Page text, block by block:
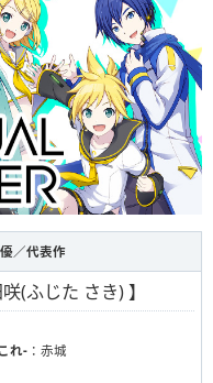
／代表作
咲(ふじた さき) 】
れ- ：赤城